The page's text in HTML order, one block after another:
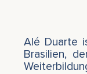
Alé Duarte
Brasilien,